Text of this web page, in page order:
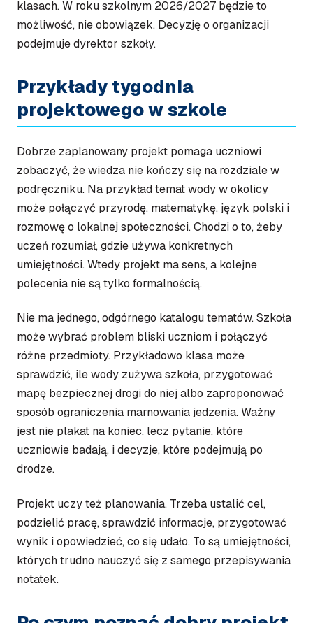
klasach. W roku szkolnym 2026/2027 będzie to
możliwość, nie obowiązek. Decyzję o organizacji
podejmuje dyrektor szkoły.
Przykłady tygodnia
projektowego w szkole
Dobrze zaplanowany projekt pomaga uczniowi
zobaczyć, że wiedza nie kończy się na rozdziale w
podręczniku. Na przykład temat wody w okolicy
może połączyć przyrodę, matematykę, język polski i
rozmowę o lokalnej społeczności. Chodzi o to, żeby
uczeń rozumiał, gdzie używa konkretnych
umiejętności. Wtedy projekt ma sens, a kolejne
polecenia nie są tylko formalnością.
Nie ma jednego, odgórnego katalogu tematów. Szkoła
może wybrać problem bliski uczniom i połączyć
różne przedmioty. Przykładowo klasa może
sprawdzić, ile wody zużywa szkoła, przygotować
mapę bezpiecznej drogi do niej albo zaproponować
sposób ograniczenia marnowania jedzenia. Ważny
jest nie plakat na koniec, lecz pytanie, które
uczniowie badają, i decyzje, które podejmują po
drodze.
Projekt uczy też planowania. Trzeba ustalić cel,
podzielić pracę, sprawdzić informacje, przygotować
wynik i opowiedzieć, co się udało. To są umiejętności,
których trudno nauczyć się z samego przepisywania
notatek.